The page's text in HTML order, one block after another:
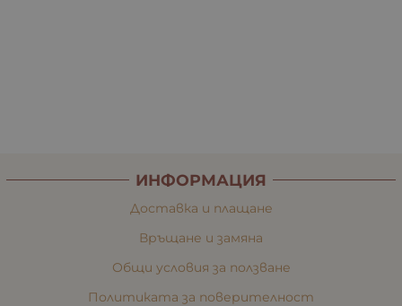
ИНФОРМАЦИЯ
Доставка и плащане
Връщане и замяна
Общи условия за ползване
Политиката за поверителност